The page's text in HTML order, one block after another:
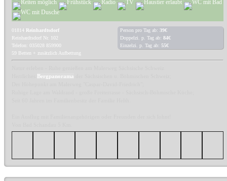
01814 Reinhardtsdorf
Reinhardtsdorf Nr. 102
Telefon: 035028 859900
59 Betten + zusätzlich Aufbettung
Person pro Tag ab: 39€
Doppelzi. p. Tag ab: 84€
Einzelzi. p. Tag ab: 55€
Bergpanorama